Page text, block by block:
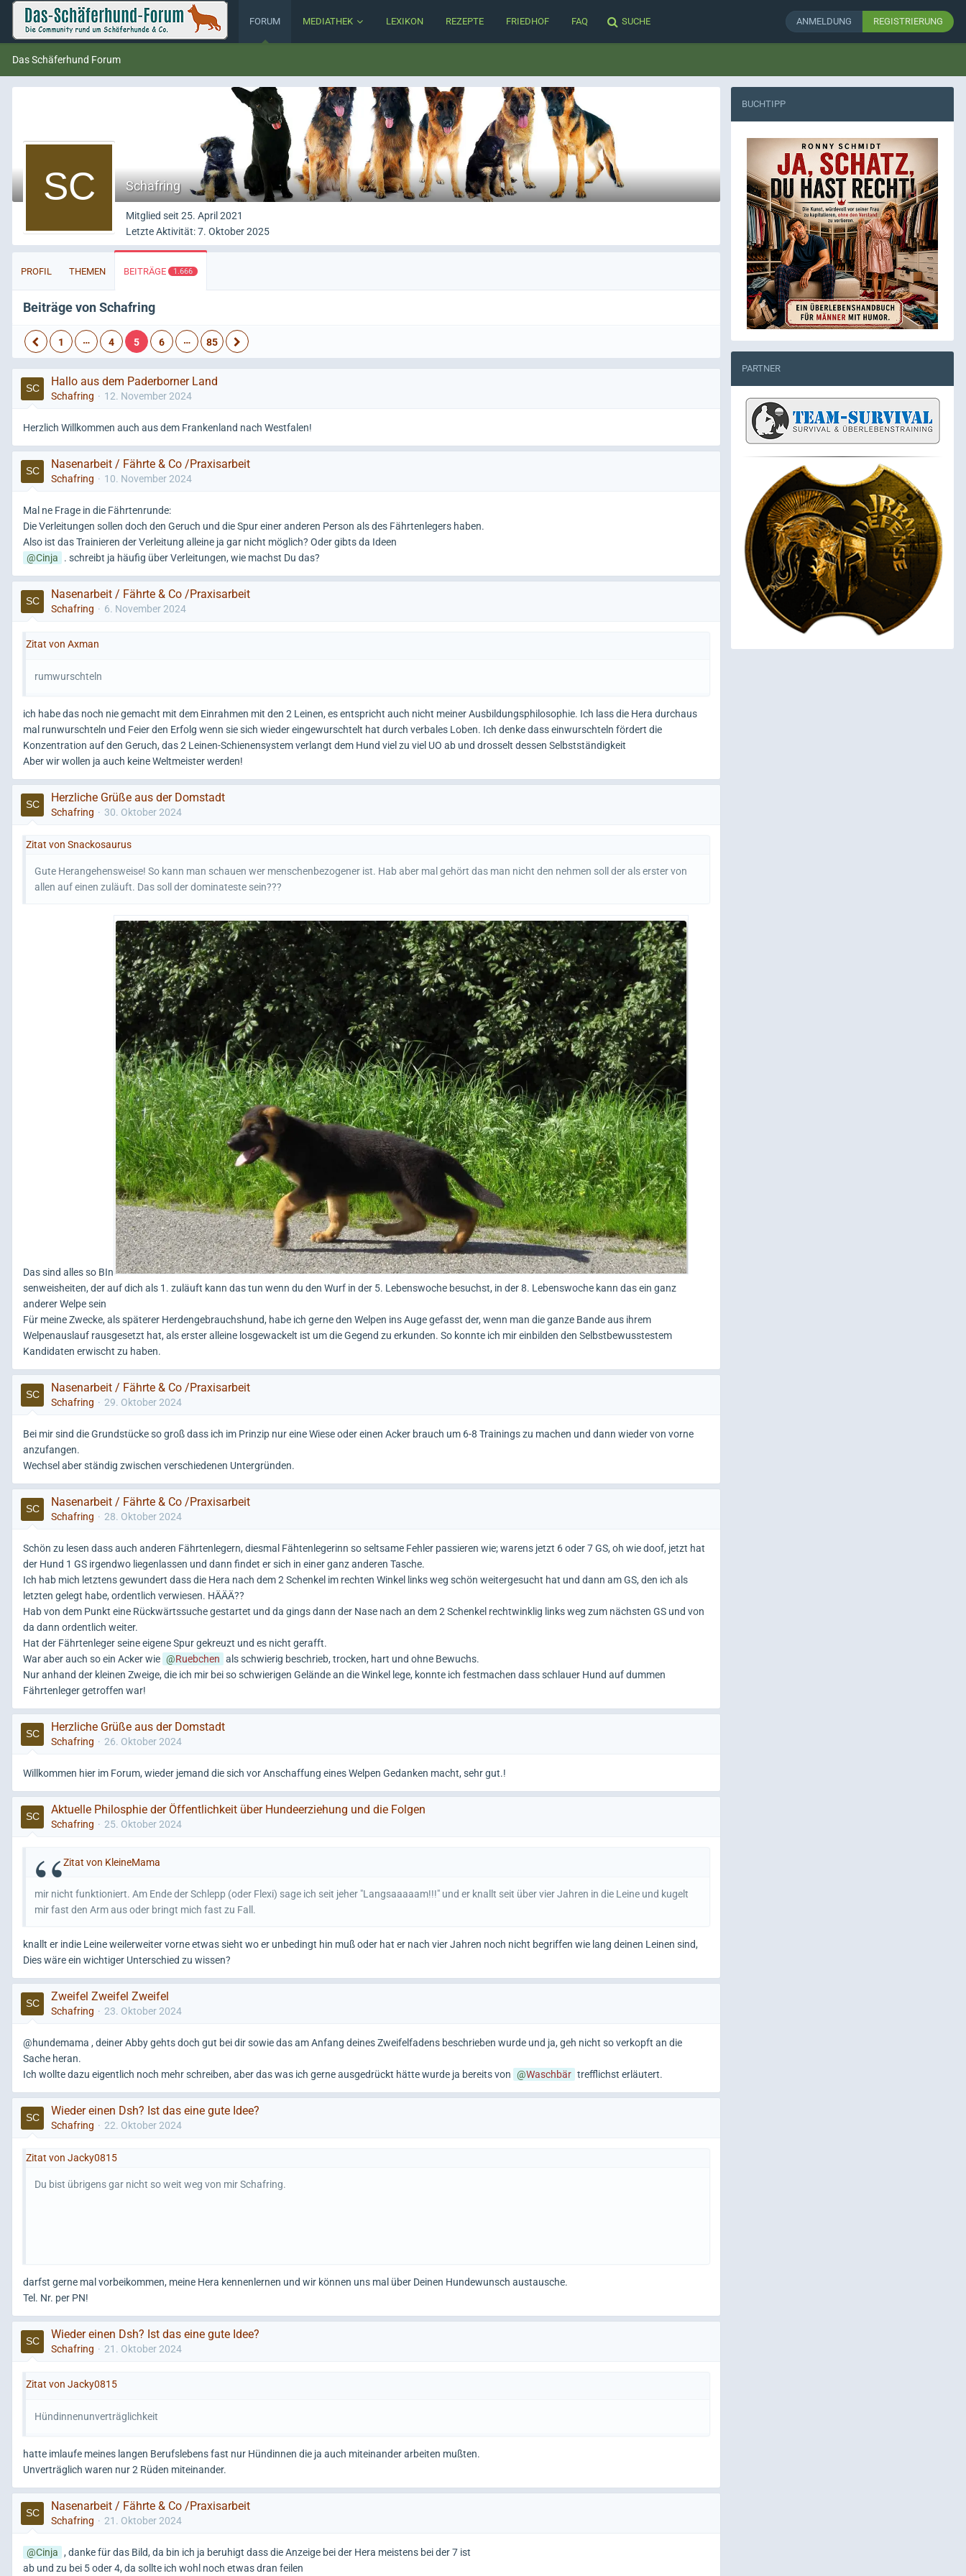
FORUM MEDIATHEK LEXIKON REZEPTE FRIEDHOF FAQ SUCHE ANMELDUNG REGISTRIERUNG
Das Schäferhund Forum
Schafring
Mitglied seit 25. April 2021
Letzte Aktivität:7. Oktober 2025
PROFIL THEMEN BEITRÄGE 1.666
Beiträge von Schafring
1 … 4 5 6 … 85
Hallo aus dem Paderborner Land
Schafring 12. November 2024
Herzlich Willkommen auch aus dem Frankenland nach Westfalen!
Nasenarbeit / Fährte & Co /Praxisarbeit
Schafring 10. November 2024
Mal ne Frage in die Fährtenrunde:
Die Verleitungen sollen doch den Geruch und die Spur einer anderen Person als des Fährtenlegers haben.
Also ist das Trainieren der Verleitung alleine ja gar nicht möglich? Oder gibts da Ideen
Cinja
. schreibt ja häufig über Verleitungen, wie machst Du das?
Nasenarbeit / Fährte & Co /Praxisarbeit
Schafring 6. November 2024
Zitat von Axman
rumwurschteln
ich habe das noch nie gemacht mit dem Einrahmen mit den 2 Leinen, es entspricht auch nicht meiner Ausbildungsphilosophie. Ich lass die Hera durchaus
mal runwurschteln und Feier den Erfolg wenn sie sich wieder eingewurschtelt hat durch verbales Loben. Ich denke dass einwurschteln fördert die
Konzentration auf den Geruch, das 2 Leinen-Schienensystem verlangt dem Hund viel zu viel UO ab und drosselt dessen Selbstständigkeit
Aber wir wollen ja auch keine Weltmeister werden!
Herzliche Grüße aus der Domstadt
Schafring 30. Oktober 2024
Zitat von Snackosaurus
Gute Herangehensweise! So kann man schauen wer menschenbezogener ist. Hab aber mal gehört das man nicht den nehmen soll der als erster von
allen auf einen zuläuft. Das soll der dominateste sein???
Das sind alles so BIn
senweisheiten, der auf dich als 1. zuläuft kann das tun wenn du den Wurf in der 5. Lebenswoche besuchst, in der 8. Lebenswoche kann das ein ganz
anderer Welpe sein
Für meine Zwecke, als späterer Herdengebrauchshund, habe ich gerne den Welpen ins Auge gefasst der, wenn man die ganze Bande aus ihrem
Welpenauslauf rausgesetzt hat, als erster alleine losgewackelt ist um die Gegend zu erkunden. So konnte ich mir einbilden den Selbstbewusstestem
Kandidaten erwischt zu haben.
Nasenarbeit / Fährte & Co /Praxisarbeit
Schafring 29. Oktober 2024
Bei mir sind die Grundstücke so groß dass ich im Prinzip nur eine Wiese oder einen Acker brauch um 6-8 Trainings zu machen und dann wieder von vorne
anzufangen.
Wechsel aber ständig zwischen verschiedenen Untergründen.
Nasenarbeit / Fährte & Co /Praxisarbeit
Schafring 28. Oktober 2024
Schön zu lesen dass auch anderen Fährtenlegern, diesmal Fähtenlegerinn so seltsame Fehler passieren wie; warens jetzt 6 oder 7 GS, oh wie doof, jetzt hat
der Hund 1 GS irgendwo liegenlassen und dann findet er sich in einer ganz anderen Tasche.
Ich hab mich letztens gewundert dass die Hera nach dem 2 Schenkel im rechten Winkel links weg schön weitergesucht hat und dann am GS, den ich als
letzten gelegt habe, ordentlich verwiesen. HÄÄÄ??
Hab von dem Punkt eine Rückwärtssuche gestartet und da gings dann der Nase nach an dem 2 Schenkel rechtwinklig links weg zum nächsten GS und von
da dann ordentlich weiter.
Hat der Fährtenleger seine eigene Spur gekreuzt und es nicht gerafft.
War aber auch so ein Acker wie
Ruebchen als schwierig beschrieb, trocken, hart und ohne Bewuchs.
Nur anhand der kleinen Zweige, die ich mir bei so schwierigen Gelände an die Winkel lege, konnte ich festmachen dass schlauer Hund auf dummen
Fährtenleger getroffen war!
Herzliche Grüße aus der Domstadt
Schafring 26. Oktober 2024
Willkommen hier im Forum, wieder jemand die sich vor Anschaffung eines Welpen Gedanken macht, sehr gut.!
Aktuelle Philosphie der Öffentlichkeit über Hundeerziehung und die Folgen
Schafring 25. Oktober 2024
Zitat von KleineMama
mir nicht funktioniert. Am Ende der Schlepp (oder Flexi) sage ich seit jeher "Langsaaaaam!!!" und er knallt seit über vier Jahren in die Leine und kugelt
mir fast den Arm aus oder bringt mich fast zu Fall.
knallt er indie Leine weilerweiter vorne etwas sieht wo er unbedingt hin muß oder hat er nach vier Jahren noch nicht begriffen wie lang deinen Leinen sind,
Dies wäre ein wichtiger Unterschied zu wissen?
Zweifel Zweifel Zweifel
Schafring 23. Oktober 2024
@hundemama , deiner Abby gehts doch gut bei dir sowie das am Anfang deines Zweifelfadens beschrieben wurde und ja, geh nicht so verkopft an die
Sache heran.
Ich wollte dazu eigentlich noch mehr schreiben, aber das was ich gerne ausgedrückt hätte wurde ja bereits von
Waschbär trefflichst erläutert.
Wieder einen Dsh? Ist das eine gute Idee?
Schafring 22. Oktober 2024
Zitat von Jacky0815
Du bist übrigens gar nicht so weit weg von mir Schafring.
darfst gerne mal vorbeikommen, meine Hera kennenlernen und wir können uns mal über Deinen Hundewunsch austausche.
Tel. Nr. per PN!
Wieder einen Dsh? Ist das eine gute Idee?
Schafring 21. Oktober 2024
Zitat von Jacky0815
Hündinnenunverträglichkeit
hatte imlaufe meines langen Berufslebens fast nur Hündinnen die ja auch miteinander arbeiten mußten.
Unverträglich waren nur 2 Rüden miteinander.
Nasenarbeit / Fährte & Co /Praxisarbeit
Schafring 21. Oktober 2024
Cinja , danke für das Bild, da bin ich ja beruhigt dass die Anzeige bei der Hera meistens bei der 7 ist
ab und zu bei 5 oder 4, da sollte ich wohl noch etwas dran feilen
BUCHTIPP
PARTNER